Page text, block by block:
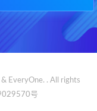
EveryOne. . All rights
号